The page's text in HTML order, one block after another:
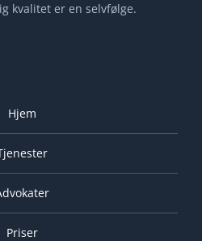
kvalitet er en selvfølge.
Hjem
Priser